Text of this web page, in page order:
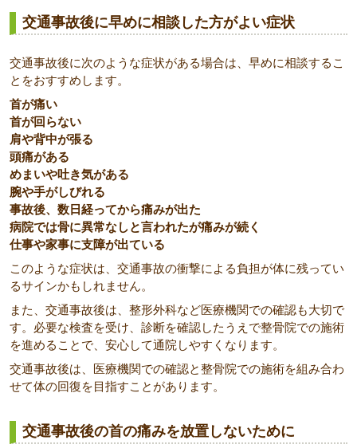
交通事故後に早めに相談した方がよい症状
交通事故後に次のような症状がある場合は、早めに相談するこ
とをおすすめします。
首が痛い
首が回らない
肩や背中が張る
頭痛がある
めまいや吐き気がある
腕や手がしびれる
事故後、数日経ってから痛みが出た
病院では骨に異常なしと言われたが痛みが続く
仕事や家事に支障が出ている
このような症状は、交通事故の衝撃による負担が体に残ってい
るサインかもしれません。
また、交通事故後は、整形外科など医療機関での確認も大切で
す。必要な検査を受け、診断を確認したうえで整骨院での施術
を進めることで、安心して通院しやすくなります。
交通事故後は、医療機関での確認と整骨院での施術を組み合わ
せて体の回復を目指すことがあります。
交通事故後の首の痛みを放置しないために